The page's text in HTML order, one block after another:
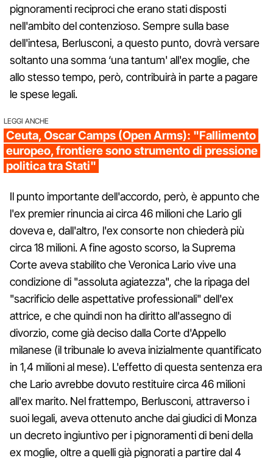
pignoramenti reciproci che erano stati disposti
nell'ambito del contenzioso. Sempre sulla base
dell'intesa, Berlusconi, a questo punto, dovrà versare
soltanto una somma ‘una tantum' all'ex moglie, che
allo stesso tempo, però, contribuirà in parte a pagare
le spese legali.
LEGGI ANCHE
Ceuta, Oscar Camps (Open Arms): "Fallimento
europeo, frontiere sono strumento di pressione
politica tra Stati"
Il punto importante dell'accordo, però, è appunto che
l'ex premier rinuncia ai circa 46 milioni che Lario gli
doveva e, dall'altro, l'ex consorte non chiederà più
circa 18 milioni. A fine agosto scorso, la Suprema
Corte aveva stabilito che Veronica Lario vive una
condizione di "assoluta agiatezza", che la ripaga del
"sacrificio delle aspettative professionali" dell'ex
attrice, e che quindi non ha diritto all'assegno di
divorzio, come già deciso dalla Corte d'Appello
milanese (il tribunale lo aveva inizialmente quantificato
in 1,4 milioni al mese). L'effetto di questa sentenza era
che Lario avrebbe dovuto restituire circa 46 milioni
all'ex marito. Nel frattempo, Berlusconi, attraverso i
suoi legali, aveva ottenuto anche dai giudici di Monza
un decreto ingiuntivo per i pignoramenti di beni della
ex moglie, oltre a quelli già pignorati a partire dal 4